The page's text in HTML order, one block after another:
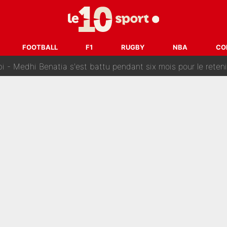
FOOTBALL F1 RUGBY NBA
ses vacances, la star du XV de France a perdu sa
ça...» : Kylian Mbappé raconte sa première rencontre avec
Benatia s'est battu pendant six mois pour le retenir à l'OM, le PSG a